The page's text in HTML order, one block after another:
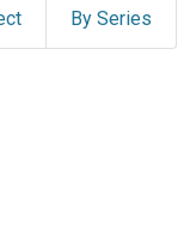
By Series
by Title